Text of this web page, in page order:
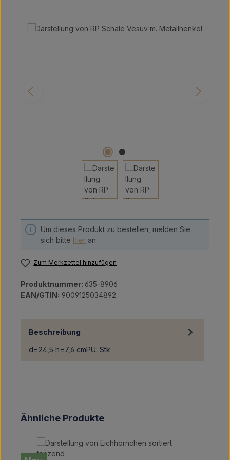
Bildergalerie überspringen
Um dieses Produkt zu bestellen, melden Sie
sich bitte hier an.
Zum Merkzettel hinzufügen
Produktnummer: 635-8906
EAN/GTIN: 9009125034892
Beschreibung
d=24,5 h=7,6 cmPU: Stk
Produktgalerie überspringen
Ähnliche Produkte